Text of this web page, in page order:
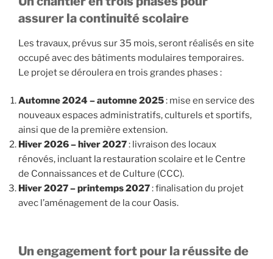
assurer la continuité scolaire
Les travaux, prévus sur 35 mois, seront réalisés en site
occupé avec des bâtiments modulaires temporaires.
Le projet se déroulera en trois grandes phases :
Automne 2024 – automne 2025: mise en service des
nouveaux espaces administratifs, culturels et sportifs,
ainsi que de la première extension.
Hiver 2026 – hiver 2027: livraison des locaux
rénovés, incluant la restauration scolaire et le Centre
de Connaissances et de Culture (CCC).
Hiver 2027 – printemps 2027: finalisation du projet
avec l’aménagement de la cour Oasis.
Un engagement fort pour la réussite de